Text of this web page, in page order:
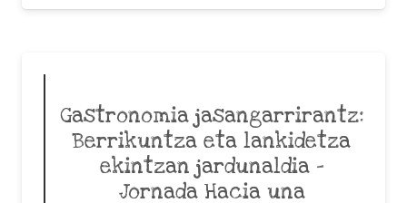
Gastronomia jasangarrirantz:
Berrikuntza eta lankidetza
ekintzan jardunaldia –
Jornada Hacia una